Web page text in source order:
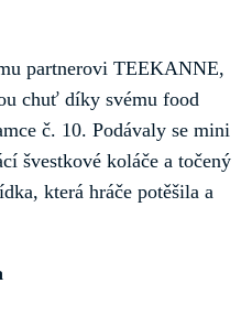
partnerovi TEEKANNE,
chuť díky svému food
č. 10. Podávaly se mini
švestkové koláče a točený
která hráče potěšila a